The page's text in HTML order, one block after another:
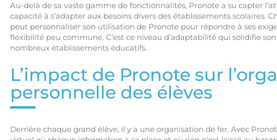
Au-delà de sa vaste gamme de fonctionnalités, Pronote a su capter
capacité à s’adapter aux besoins divers des établissements scolaires.
peut personnaliser son utilisation de Pronote pour répondre à ses
flexibilité peu commune. C’est ce niveau d’adaptabilité qui solidifie
nombreux établissements éducatifs.
L’impact de Pronote sur
personnelle des élèves
Derrière chaque grand élève, il y a une organisation de fer. Avec